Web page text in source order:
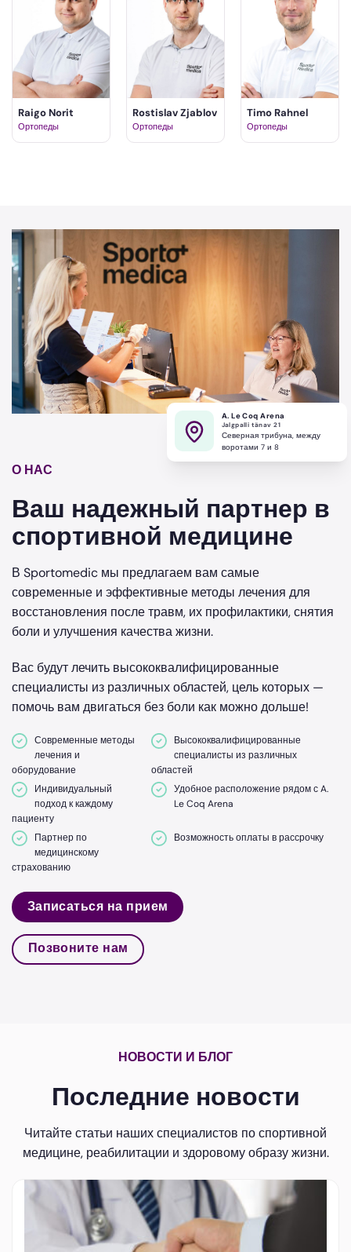
Raigo Norit
Ортопеды
Rostislav Zjablov
Ортопеды
Timo Rahnel
Ортопеды
A. Le Coq Arena
Jalgpalli tänav 21
Северная трибуна, между
воротами 7 и 8
О НАС
Ваш надежный партнер в
спортивной медицине
В Sportomedic мы предлагаем вам самые
современные и эффективные методы лечения для
восстановления после травм, их профилактики, снятия
боли и улучшения качества жизни.
Вас будут лечить высококвалифицированные
специалисты из различных областей, цель которых —
помочь вам двигаться без боли как можно дольше!
Современные методы
лечения и
оборудование
Высококвалифицированные
специалисты из различных
областей
Индивидуальный
подход к каждому
пациенту
Удобное расположение рядом с A.
Le Coq Arena
Партнер по
медицинскому
страхованию
Возможность оплаты в рассрочку
Записаться на прием
Позвоните нам
НОВОСТИ И БЛОГ
Последние новости
Читайте статьи наших специалистов по спортивной
медицине, реабилитации и здоровому образу жизни.